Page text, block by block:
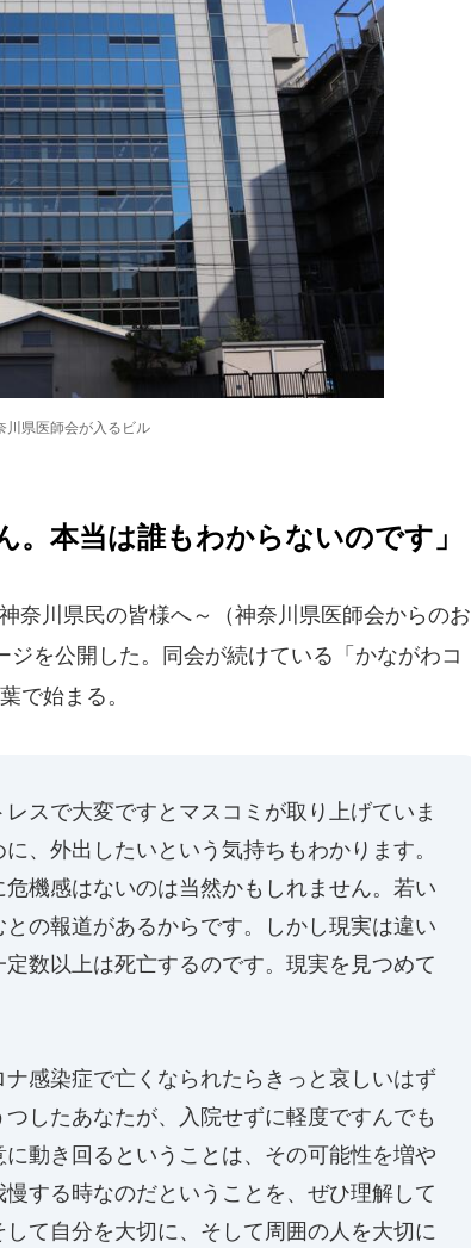
川県医師会が入るビル
。本当は誰もわからないのです」
川県民の皆様へ～（神奈川県医師会からのお
を公開した。同会が続けている「かながわコ
で始まる。
スで大変ですとマスコミが取り上げていま
、外出したいという気持ちもわかります。
機感はないのは当然かもしれません。若い
の報道があるからです。しかし現実は違い
数以上は死亡するのです。現実を見つめて
感染症で亡くなられたらきっと哀しいはず
したあなたが、入院せずに軽度ですんでも
動き回るということは、その可能性を増や
する時なのだということを、ぜひ理解して
て自分を大切に、そして周囲の人を大切に